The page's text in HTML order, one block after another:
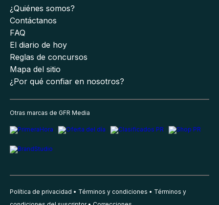
¿Quiénes somos?
Contáctanos
FAQ
El diario de hoy
Reglas de concursos
Mapa del sitio
¿Por qué confiar en nosotros?
Otras marcas de GFR Media
Política de privacidad Términos y condiciones
Términos y